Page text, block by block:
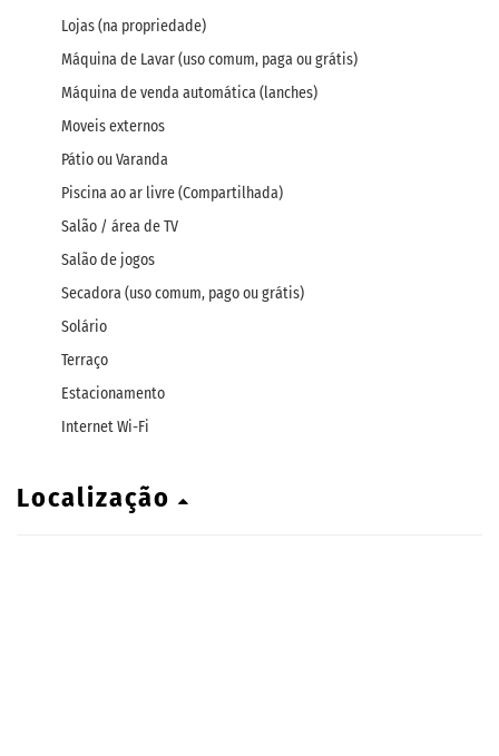
Lojas (na propriedade)
Máquina de Lavar (uso comum, paga ou grátis)
Máquina de venda automática (lanches)
Moveis externos
Pátio ou Varanda
Piscina ao ar livre (Compartilhada)
Salão / área de TV
Salão de jogos
Secadora (uso comum, pago ou grátis)
Solário
Terraço
Estacionamento
Internet Wi-Fi
Localização